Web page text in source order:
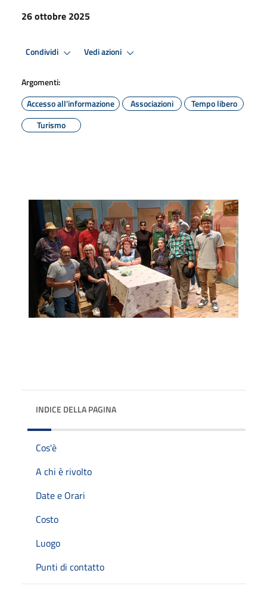
26 ottobre 2025
Condividi Vedi azioni
Argomenti:
Accesso all'informazione
Associazioni
Tempo libero
Turismo
INDICE DELLA PAGINA
Cos'è
A chi è rivolto
Date e Orari
Costo
Luogo
Punti di contatto